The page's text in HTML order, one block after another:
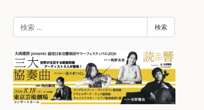
検
索
検索